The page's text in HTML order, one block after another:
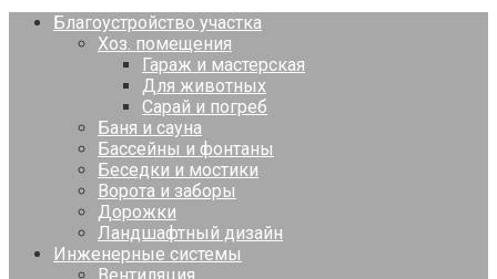
Благоустройство участка
Хоз. помещения
Гараж и мастерская
Для животных
Сарай и погреб
Баня и сауна
Бассейны и фонтаны
Беседки и мостики
Ворота и заборы
Дорожки
Ландшафтный дизайн
Инженерные системы